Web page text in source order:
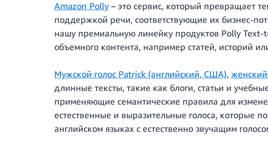
Amazon Polly – это сервис, который превращает
поддержкой речи, соответствующие их бизнес-
нашу премиальную линейку продуктов Polly Text-
объемного контента, например статей, историй
Мужской голос Patrick (английский, США), женский
длинные тексты, такие как блоги, статьи и
применяющие семантические правила для
естественные и выразительные голоса, которые
английском языках с естественно звучащим